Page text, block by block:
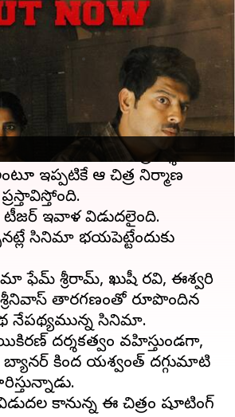
సినిమా
04:33 pm
చిత్రం పిండం టీజర్ వచ్చేసింది.
భయానకం ప్రదర్శించే
ఇప్పటికే ఆ చిత్ర నిర్మాణ
ఇవాళ విడుదలైంది.
సినిమా భయపెట్టేందుకు
ఫేమ్ శ్రీరామ్, ఖుషీ రవి, ఈశ్వరి
తారగణంతో రూపొందిన
నేపథ్యమున్న సినిమా.
దర్శకత్వం వహిస్తుండగా,
కింద యశ్వంత్ దగ్గుమాటి
కానున్న ఈ చిత్రం షూటింగ్